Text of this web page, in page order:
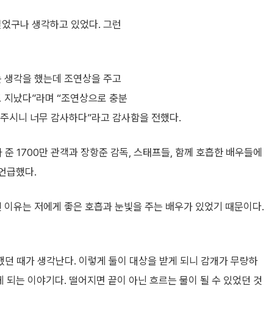
구나 생각하고 있었다. 그런
각을 했는데 조연상을 주고
났다”라며 “조연상으로 충분
시니 너무 감사하다”라고 감사함을 전했다.
1700만 관객과 장항준 감독, 스태프들, 함께 호흡한 배우들에
급했다.
유는 저에게 좋은 호흡과 눈빛을 주는 배우가 있었기 때문이다.
때가 생각난다. 이렇게 둘이 대상을 받게 되니 감개가 무량하
되는 이야기다. 떨어지면 끝이 아닌 흐르는 물이 될 수 있었던 것